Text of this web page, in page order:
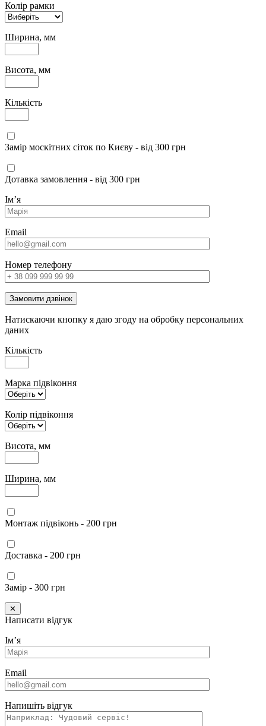
Колір рамки
Ширина, мм
Висота, мм
Кількість
Замір москітних сіток по Києву - від 300 грн
Дотавка замовлення - від 300 грн
Імʼя
Email
Номер телефону
Замовити дзвінок
Натискаючи кнопку я даю згоду на обробку персональних
даних
Кількість
Марка підвіконня
Колір підвіконня
Висота, мм
Ширина, мм
Монтаж підвіконь - 200 грн
Доставка - 200 грн
Замір - 300 грн
✕
Написати відгук
Імʼя
Email
Напишіть відгук